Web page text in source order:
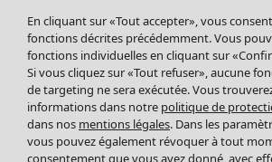
Leggings et collants
Accessoires
Chaussures
Vêtements de bain
Basics
Soldes Mobilier
Bonnes affaires déco
Décoration
En cliquant sur «Tout accepter», vous
fonctions décrites précédemment. Vous
fonctions individuelles en cliquant sur
Si vous cliquez sur «Tout refuser», aucune
de targeting ne sera exécutée. Vous
informations dans notre politique de
dans nos mentions légales. Dans les
vous pouvez également révoquer à tout
consentement que vous avez donné, avec